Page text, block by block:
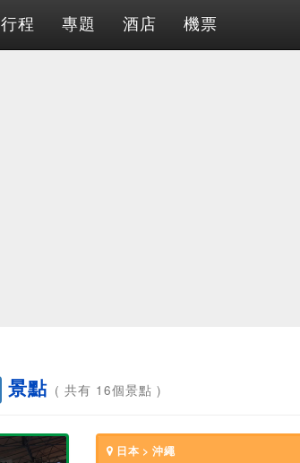
行程 專題 酒店 機票
景點 ( 共有 16個景點 )
日本 > 沖繩